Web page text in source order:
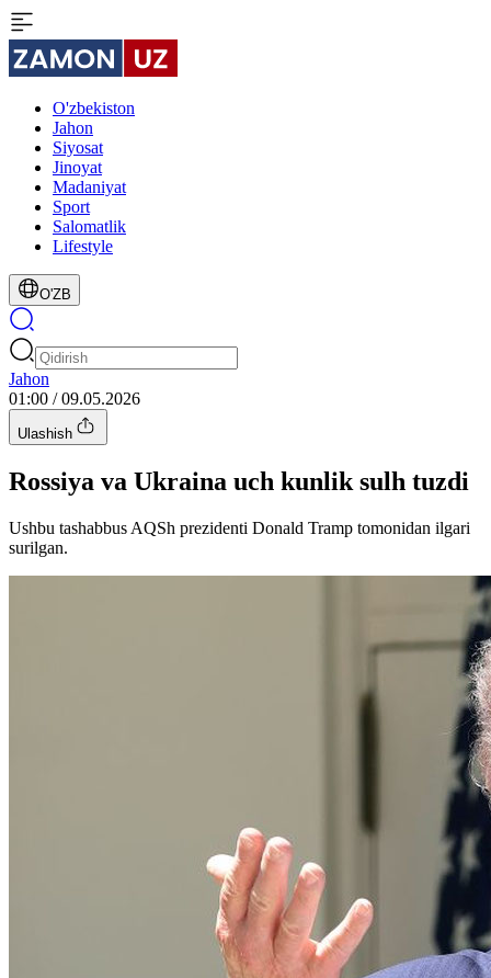
O'zbekiston
Jahon
Siyosat
Jinoyat
Madaniyat
Sport
Salomatlik
Lifestyle
O'ZB
Jahon
01:00 / 09.05.2026
Ulashish
Rossiya va Ukraina uch kunlik sulh tuzdi
Ushbu tashabbus AQSh prezidenti Donald Tramp tomonidan ilgari
surilgan.